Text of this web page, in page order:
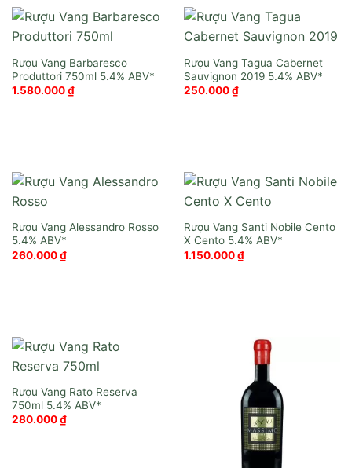
Rượu Vang Barbaresco
Produttori 750ml
1.580.000₫
Rượu Vang Tagua Cabernet
Sauvignon 2019
250.000₫
Rượu Vang Alessandro Rosso
260.000₫
Rượu Vang Santi Nobile Cento
X Cento
1.150.000₫
Rượu Vang Rato Reserva
750ml
280.000₫